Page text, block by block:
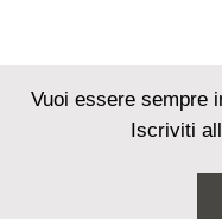
Vuoi essere sempre
Iscriviti